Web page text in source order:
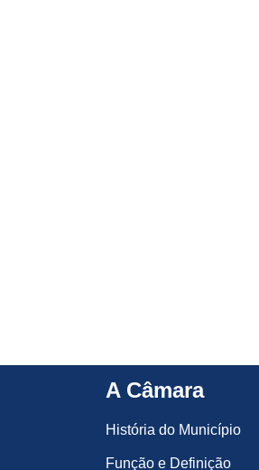
A Câmara
História do Município
Função e Definição